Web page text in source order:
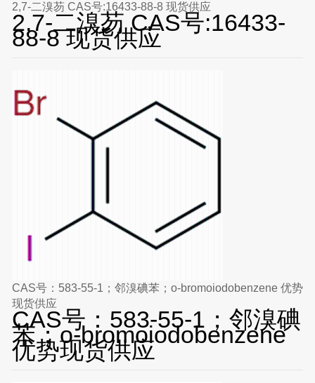
2,7-二溴芴 CAS号:16433-88-8 现货供应
2,7-二溴芴 CAS号:16433-
88-8 现货供应
CAS号：583-55-1；邻溴碘苯；o-bromoiodobenzene 优势
现货供应
CAS号：583-55-1；邻溴碘
苯；o-bromoiodobenzene
优势现货供应